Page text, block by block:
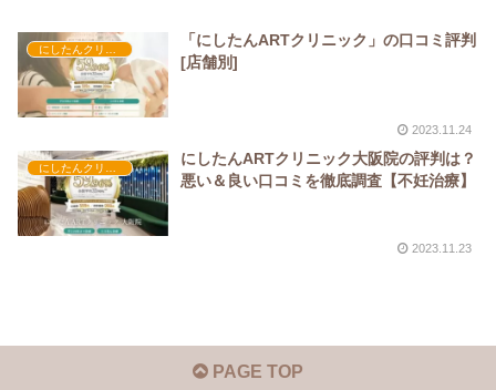
にしたんクリニック
「にしたんARTクリニック」の口コミ評判
[店舗別]
2023.11.24
にしたんARTクリニック大阪院の評判は？
悪い＆良い口コミを徹底調査【不妊治療】
2023.11.23
PAGE TOP